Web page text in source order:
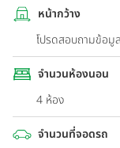
หน้ากว้าง
โปรดสอบถามข้อมู
จำนวนห้องนอน
4 ห้อง
จำนวนที่จอดรถ